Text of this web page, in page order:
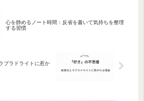
心を静めるノート時間：反省を書いて気持ちを整理
する習慣
ブラドライトに惹か